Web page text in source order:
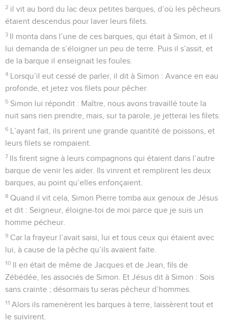
2 il vit au bord du lac deux petites barques, d’où les pêcheurs
étaient descendus pour laver leurs filets.
3 Il monta dans l’une de ces barques, qui était à Simon, et il
lui demanda de s’éloigner un peu de terre. Puis il s’assit, et
de la barque il enseignait les foules.
4 Lorsqu’il eut cessé de parler, il dit à Simon : Avance en eau
profonde, et jetez vos filets pour pêcher.
5 Simon lui répondit : Maître, nous avons travaillé toute la
nuit sans rien prendre, mais, sur ta parole, je jetterai les filets.
6 L’ayant fait, ils prirent une grande quantité de poissons, et
leurs filets se rompaient.
7 Ils firent signe à leurs compagnons qui étaient dans l’autre
barque de venir les aider. Ils vinrent et remplirent les deux
barques, au point qu’elles enfonçaient.
8 Quand il vit cela, Simon Pierre tomba aux genoux de Jésus
et dit : Seigneur, éloigne-toi de moi parce que je suis un
homme pécheur.
9 Car la frayeur l’avait saisi, lui et tous ceux qui étaient avec
lui, à cause de la pêche qu’ils avaient faite.
10 Il en était de même de Jacques et de Jean, fils de
Zébédée, les associés de Simon. Et Jésus dit à Simon : Sois
sans crainte ; désormais tu seras pêcheur d’hommes.
11 Alors ils ramenèrent les barques à terre, laissèrent tout et
le suivirent.